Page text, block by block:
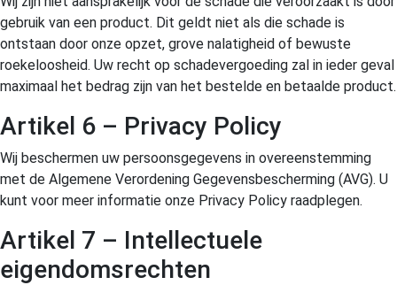
gebruik van een product. Dit geldt niet als die schade is
ontstaan door onze opzet, grove nalatigheid of bewuste
roekeloosheid. Uw recht op schadevergoeding zal in ieder geval
maximaal het bedrag zijn van het bestelde en betaalde product.
Artikel 6 – Privacy Policy
Wij beschermen uw persoonsgegevens in overeenstemming
met de Algemene Verordening Gegevensbescherming (AVG). U
kunt voor meer informatie onze Privacy Policy raadplegen.
Artikel 7 – Intellectuele
eigendomsrechten